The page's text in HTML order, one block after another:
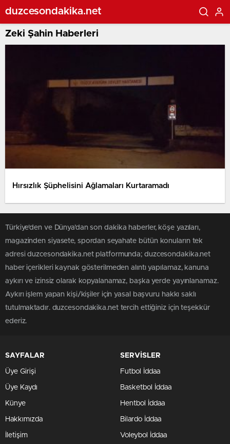
duzcesondakika.net
Zeki Şahin Haberleri
Hırsızlık Şüphelisini Ağlamaları Kurtaramadı
Türkiye'den ve Dünya’dan son dakika haberler, köşe yazıları,
magazinden siyasete, spordan seyahate bütün konuların tek
adresi duzcesondakika.net platformunda; duzcesondakika.net
haber içerikleri kaynak gösterilmeden alıntı yapılamaz, kanuna
aykırı ve izinsiz olarak kopyalanamaz, başka yerde yayınlanamaz.
Aykırı işlem yapan kişi/kişiler için yasal başvuru hakkı saklı
tutulmaktadır. duzcesondakika.net tercih ettiğiniz için teşekkür
ederiz.
SAYFALAR
Üye Girişi
Üye Kaydı
Künye
Hakkımızda
İletişim
SERVİSLER
Futbol İddaa
Basketbol İddaa
Hentbol İddaa
Bilardo İddaa
Voleybol İddaa